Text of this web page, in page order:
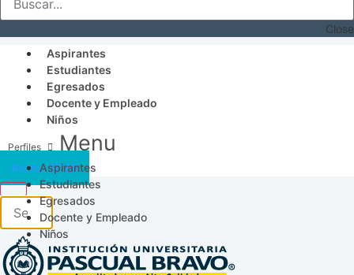
Close
Aspirantes
Estudiantes
Egresados
Docente y Empleado
Niños
Menu
Aspirantes
Estudiantes
Egresados
Docente y Empleado
Niños
Acceso SICAU